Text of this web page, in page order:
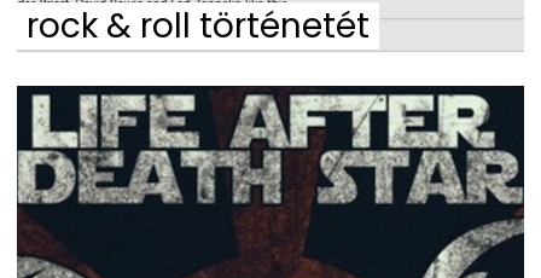
rock & roll történetét